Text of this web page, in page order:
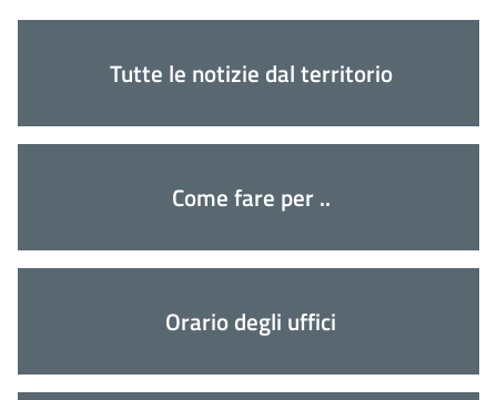
Tutte le notizie dal territorio
Come fare per ..
Orario degli uffici